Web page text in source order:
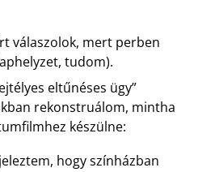
válaszolok, mert perben
tudom).
eltűnéses ügy”
rekonstruálom, mintha
készülne:
jeleztem, hogy színházban